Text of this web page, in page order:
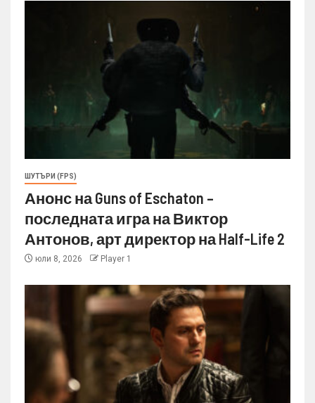
ШУТЪРИ (FPS)
Анонс на Guns of Eschaton –
последната игра на Виктор
Антонов, арт директор на Half-Life 2
юли 8, 2026 Player 1